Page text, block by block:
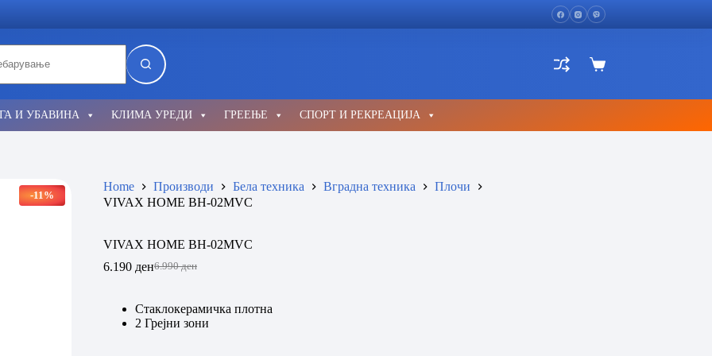
Shopping
И УБАВИНА КЛИМА УРЕДИ ГРЕЕЊЕ СПОРТ И РЕКРЕАЦИЈА
-11%
Home Производи Бела техника Вградна техника
Плочи
VIVAX HOME BH-02MVC
VIVAX HOME BH-02MVC
6.990ден
Original
6.990 ден.
6.190 денCurrent
6.190 ден.
Стаклокерамичка плотна
2 Грејни зони